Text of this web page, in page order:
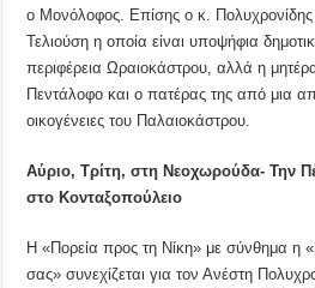
ο Μονόλοφος. Επίσης ο κ.
Τελιούση η οποία είναι υποψήφια
περιφέρεια Ωραιοκάστρου, αλλά η
Πεντάλοφο και ο πατέρας της από μια
οικογένειες του Παλαιοκάστρου.
Αύριο, Τρίτη, στη Νεοχωρούδα- Την
στο Κονταξοπούλειο
Η «Πορεία προς τη Νίκη» με σύνθημα η
σας» συνεχίζεται για τον Ανέστη